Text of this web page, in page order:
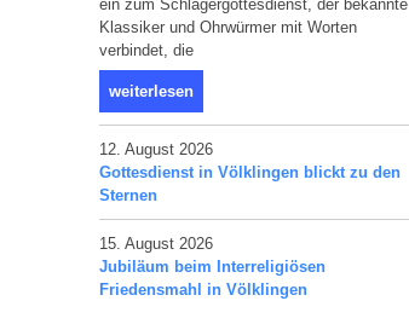
ein zum Schlagergottesdienst, der bekannte
Klassiker und Ohrwürmer mit Worten
verbindet, die
weiterlesen
12. August 2026
Gottesdienst in Völklingen blickt zu den
Sternen
15. August 2026
Jubiläum beim Interreligiösen
Friedensmahl in Völklingen